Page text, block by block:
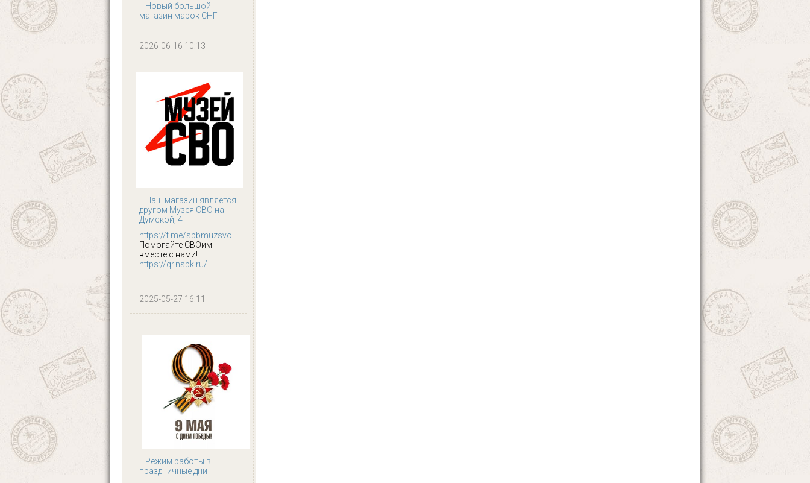
Новый большой
магазин марок СНГ
...
2026-06-16 10:13
Наш магазин является
другом Музея СВО на
Думской, 4
https://t.me/spbmuzsvo
Помогайте СВОим
вместе с нами!
https://qr.nspk.ru/...
2025-05-27 16:11
Режим работы в
праздничные дни